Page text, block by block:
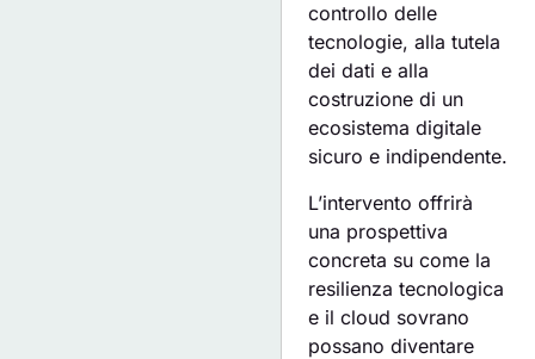
controllo delle
tecnologie, alla tutela
dei dati e alla
costruzione di un
ecosistema digitale
sicuro e indipendente.
L’intervento offrirà
una prospettiva
concreta su come la
resilienza tecnologica
e il cloud sovrano
possano diventare